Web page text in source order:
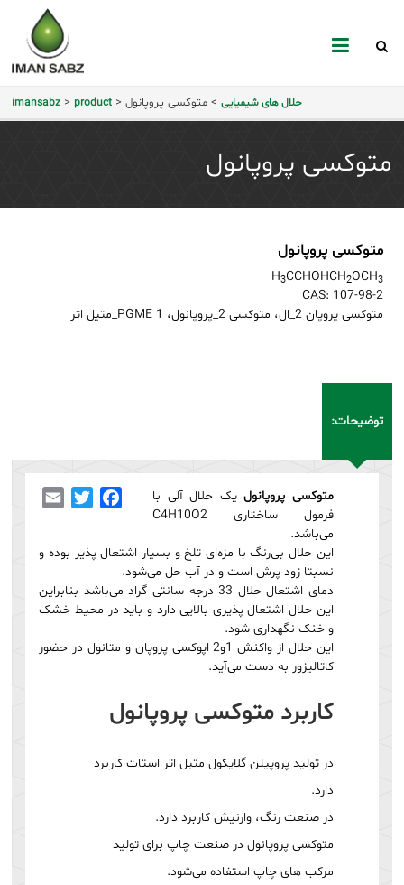
imansabz > product > حلال های شیمیایی> متوکسی پروپانول
متوکسی پروپانول
متوکسی پروپانول
H3CCHOHCH2OCH3
CAS: 107-98-2
متوکسی پروپان 2_ال، متوکسی 2_پروپانول، PGME 1_متیل اتر
توضیحات:
Facebook
Twitter متوکسی پروپانولیک حلال آلی با
فرمول ساختاری C4H10O2
می‌باشد.
این حلال بی‌رنگ با مزه‌ای تلخ و بسیار اشتعال پذیر بوده و
نسبتا زود پرش است و در آب حل می‌شود.
دمای اشتعال حلال 33 درجه سانتی گراد می‌باشد بنابراین
این حلال اشتعال پذیری بالایی دارد و باید در محیط خشک
و خنک نگهداری شود.
این حلال از واکنش 1و2 اپوکسی پروپان و متانول در حضور
کاتالیزور به دست می‌آید.
کاربرد متوکسی پروپانول
در تولید پروپیلن گلایکول متیل اتر استات کاربرد
دارد.
در صنعت رنگ، وارنیش کاربرد دارد.
متوکسی پروپانول در صنعت چاپ برای تولید
مرکب های چاپ استفاده می‌شود.